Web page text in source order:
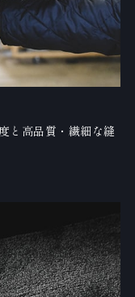
と高品質・繊細な縫